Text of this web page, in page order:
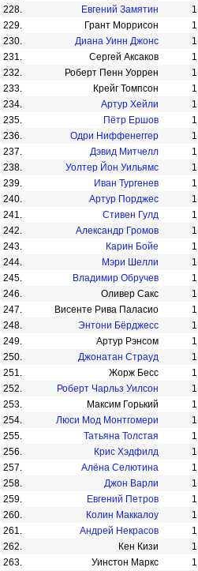
228.
Евгений Замятин 1
229.
Грант Моррисон 1
230.
Диана Уинн Джонс 1
231.
Сергей Аксаков 1
232.
Роберт Пенн Уоррен 1
233.
Крейг Томпсон 1
234.
Артур Хейли 1
235.
Пётр Ершов 1
236.
Одри Ниффенеггер 1
237.
Дэвид Митчелл 1
238.
Уолтер Йон Уильямс 1
239.
Иван Тургенев 1
240.
Артур Порджес 1
241.
Стивен Гулд 1
242.
Александр Громов 1
243.
Карин Бойе 1
244.
Мэри Шелли 1
245.
Владимир Обручев 1
246.
Оливер Сакс 1
247.
Висенте Рива Паласио 1
248.
Энтони Бёрджесс 1
249.
Артур Рэнсом 1
250.
Джонатан Страуд 1
251.
Жорж Бесс 1
252.
Роберт Чарльз Уилсон 1
253.
Максим Горький 1
254.
Люси Мод Монтгомери 1
255.
Татьяна Толстая 1
256.
Крис Хэдфилд 1
257.
Алёна Селютина 1
258.
Джон Варли 1
259.
Евгений Петров 1
260.
Колин Маккалоу 1
261.
Андрей Некрасов 1
262.
Кен Кизи 1
263.
Уинстон Маркс 1